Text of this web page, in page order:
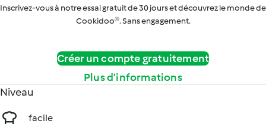
Inscrivez-vous à notre essai gratuit de 30 jours et découvrez le monde de
Cookidoo®. Sans engagement.
Créer un compte gratuitement
Plus d’informations
Niveau
facile